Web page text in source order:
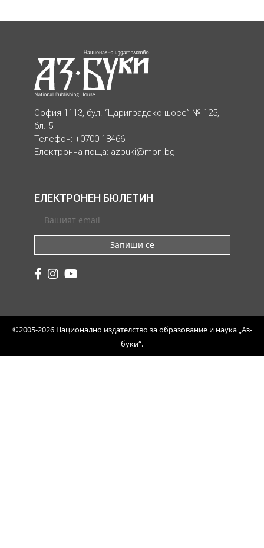
София 1113, бул. “Цариградско шосе” № 125,
бл. 5
Телефон: +0700 18466
Електронна поща: azbuki@mon.bg
ЕЛЕКТРОНЕН БЮЛЕТИН
Запиши се
©2005-2026 Национално издателство за образование и наука „Аз-
буки“.